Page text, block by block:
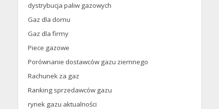
dystrybucja paliw gazowych
Gaz dla domu
Gaz dla firmy
Piece gazowe
Porównanie dostawców gazu ziemnego
Rachunek za gaz
Ranking sprzedawców gazu
rynek gazu aktualności